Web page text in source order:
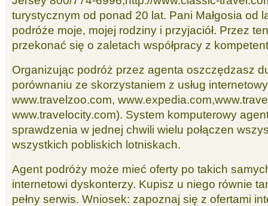
turystycznym od ponad 20 lat. Pani Małgosia od
podróże moje, mojej rodziny i przyjaciół. Przez
przekonać się o zaletach współpracy z
Organizując podróż przez agenta oszczędzasz
porównaniu ze skorzystaniem z usług
www.travelzoo.com,
www.travelocity.com). System komputerowy
sprawdzenia w jednej chwili wielu połączen
wszystkich pobliskich lotniskach.
Agent podróży może mieć oferty po takich
internetowi dyskonterzy. Kupisz u niego równie
pełny serwis. Wniosek: zapoznaj się z ofertami